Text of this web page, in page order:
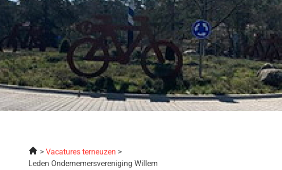
Vacatures terneuzen
Leden Ondernemersvereniging Willem